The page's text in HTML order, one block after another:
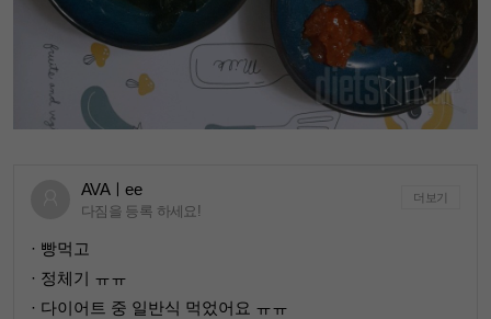
AVAㅣee
다짐을 등록 하세요!
더보기
· 빵먹고
· 정체기 ㅠㅠ
· 다이어트 중 일반식 먹었어요 ㅠㅠ